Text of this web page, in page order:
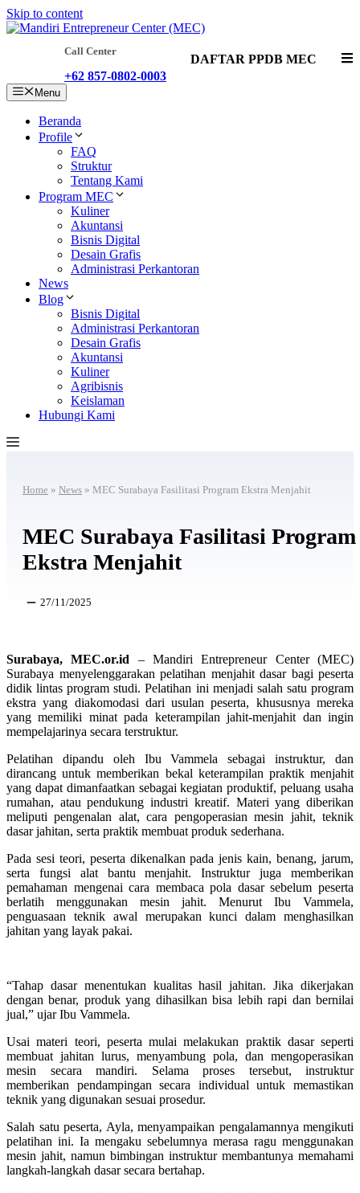
Skip to content
Call Center
+62 857-0802-0003
DAFTAR PPDB MEC
Menu
Beranda
Profile
FAQ
Struktur
Tentang Kami
Program MEC
Kuliner
Akuntansi
Bisnis Digital
Desain Grafis
Administrasi Perkantoran
News
Blog
Bisnis Digital
Administrasi Perkantoran
Desain Grafis
Akuntansi
Kuliner
Agribisnis
Keislaman
Hubungi Kami
Home » News » MEC Surabaya Fasilitasi Program Ekstra Menjahit
MEC Surabaya Fasilitasi Program
Ekstra Menjahit
27/11/2025
Surabaya, MEC.or.id – Mandiri Entrepreneur Center (MEC)
Surabaya menyelenggarakan pelatihan menjahit dasar bagi peserta
didik lintas program studi. Pelatihan ini menjadi salah satu program
ekstra yang diakomodasi dari usulan peserta, khususnya mereka
yang memiliki minat pada keterampilan jahit-menjahit dan ingin
mempelajarinya secara terstruktur.
Pelatihan dipandu oleh Ibu Vammela sebagai instruktur, dan
dirancang untuk memberikan bekal keterampilan praktik menjahit
yang dapat dimanfaatkan sebagai kegiatan produktif, peluang usaha
rumahan, atau pendukung industri kreatif. Materi yang diberikan
meliputi pengenalan alat, cara pengoperasian mesin jahit, teknik
dasar jahitan, serta praktik membuat produk sederhana.
Pada sesi teori, peserta dikenalkan pada jenis kain, benang, jarum,
serta fungsi alat bantu menjahit. Instruktur juga memberikan
pemahaman mengenai cara membaca pola dasar sebelum peserta
berlatih menggunakan mesin jahit. Menurut Ibu Vammela,
penguasaan teknik awal merupakan kunci dalam menghasilkan
jahitan yang layak pakai.
“Tahap dasar menentukan kualitas hasil jahitan. Jika dikerjakan
dengan benar, produk yang dihasilkan bisa lebih rapi dan bernilai
jual,” ujar Ibu Vammela.
Usai materi teori, peserta mulai melakukan praktik dasar seperti
membuat jahitan lurus, menyambung pola, dan mengoperasikan
mesin secara mandiri. Selama proses tersebut, instruktur
memberikan pendampingan secara individual untuk memastikan
teknik yang digunakan sesuai prosedur.
Salah satu peserta, Ayla, menyampaikan pengalamannya mengikuti
pelatihan ini. Ia mengaku sebelumnya merasa ragu menggunakan
mesin jahit, namun bimbingan instruktur membantunya memahami
langkah-langkah dasar secara bertahap.